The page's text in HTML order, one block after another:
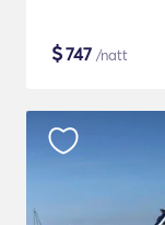
$747 /natt